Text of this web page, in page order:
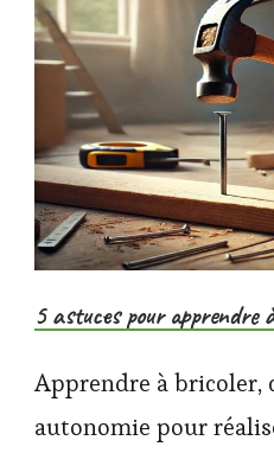
5 astuces pour apprendre
Apprendre à bricoler,
autonomie pour